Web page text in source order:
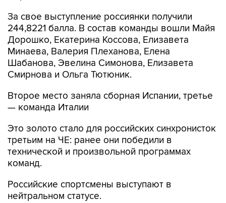
За свое выступление россиянки получили
244,8221 балла. В состав команды вошли Майя
Дорошко, Екатерина Коссова, Елизавета
Минаева, Валерия Плеханова, Елена
Шабанова, Эвелина Симонова, Елизавета
Смирнова и Ольга Тютюник.
Второе место заняла сборная Испании, третье
— команда Италии
Это золото стало для российских синхронисток
третьим на ЧЕ: ранее они победили в
технической и произвольной программах
команд.
Российские спортсмены выступают в
нейтральном статусе.